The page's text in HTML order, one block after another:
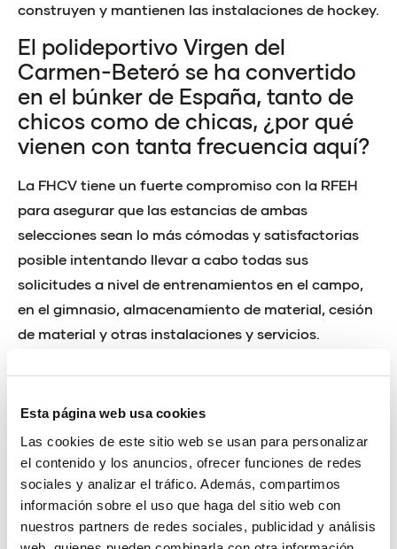
Esta página web usa cookies
Las cookies de este sitio web se usan para personalizar
el contenido y los anuncios, ofrecer funciones de redes
sociales y analizar el tráfico. Además, compartimos
información sobre el uso que haga del sitio web con
nuestros partners de redes sociales, publicidad y análisis
construyen y mantienen las instalaciones de hockey.
El polideportivo Virgen del
Carmen-Beteró se ha convertido
en el búnker de España, tanto de
chicos como de chicas, ¿por qué
vienen con tanta frecuencia aquí?
La FHCV tiene un fuerte compromiso con la RFEH
para asegurar que las estancias de ambas
selecciones sean lo más cómodas y satisfactorias
posible intentando llevar a cabo todas sus
solicitudes a nivel de entrenamientos en el campo,
en el gimnasio, almacenamiento de material, cesión
de material y otras instalaciones y servicios.
inaugurar el tercer campo. Esto junto a las
facilidades logísticas y el clima de Valencia, son los
factores principales por los que ambas selecciones
se encuentran aquí como en su casa.
Las #Redsticks han conseguido